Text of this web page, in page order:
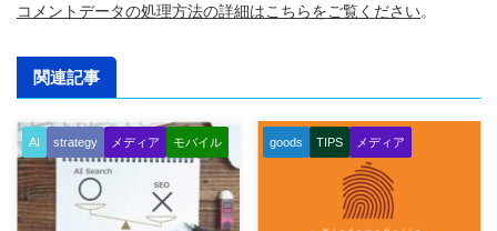
コメントデータの処理方法の詳細はこちらをご覧ください。
関連記事
AI strategy メディア モバイル goods TIPS メディア